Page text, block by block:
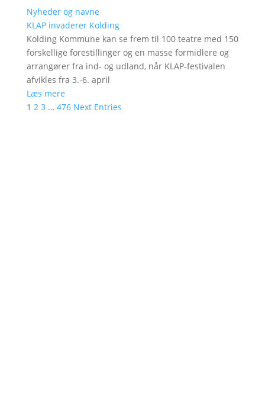
Nyheder og navne
KLAP invaderer Kolding
Kolding Kommune kan se frem til 100 teatre med 150
forskellige forestillinger og en masse formidlere og
arrangører fra ind- og udland, når KLAP-festivalen
afvikles fra 3.-6. april
Læs mere
1 2 3 … 476 Next Entries